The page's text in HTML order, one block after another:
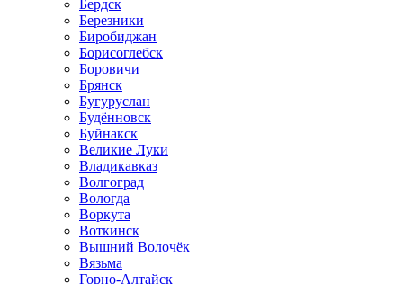
Бердск
Березники
Биробиджан
Борисоглебск
Боровичи
Брянск
Бугуруслан
Будённовск
Буйнакск
Великие Луки
Владикавказ
Волгоград
Вологда
Воркута
Воткинск
Вышний Волочёк
Вязьма
Горно-Алтайск